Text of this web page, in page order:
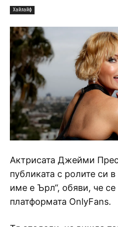
Хайлайф
Актрисата Джейми
публиката с ролите си
име е Ърл“, обяви, че
платформата OnlyFans.